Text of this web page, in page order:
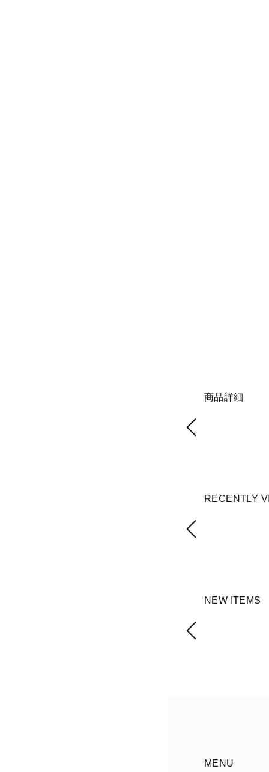
商品詳細
RECENTLY
NEW ITEMS
MENU